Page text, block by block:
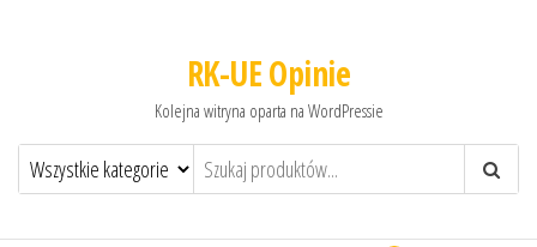
RK-UE Opinie
Kolejna witryna oparta na WordPressie